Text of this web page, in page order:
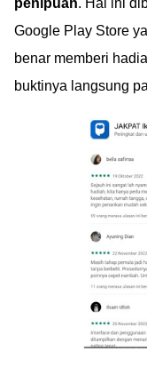
penipuan. Hal ini
Google Play Store
benar memberi
buktinya langsung